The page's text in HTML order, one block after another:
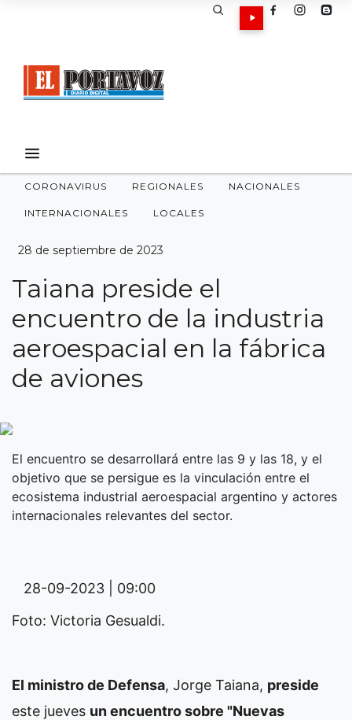
CORONAVIRUS REGIONALES NACIONALES
INTERNACIONALES LOCALES
28 de septiembre de 2023
Taiana preside el
encuentro de la industria
aeroespacial en la fábrica
de aviones
El encuentro se desarrollará entre las 9 y las 18, y el
objetivo que se persigue es la vinculación entre el
ecosistema industrial aeroespacial argentino y actores
internacionales relevantes del sector.
28-09-2023 | 09:00
Foto: Victoria Gesualdi.
El ministro de Defensa, Jorge Taiana, preside
este jueves un encuentro sobre "Nuevas